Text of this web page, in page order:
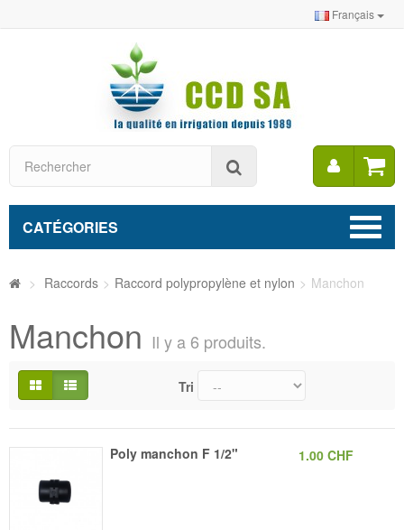
Français
Mon
CATÉGORIES
> Raccords > Raccord polypropylène et nylon > Manchon
Manchon Il y a 6 produits.
Tri
Poly manchon F 1/2" 1.00 CHF